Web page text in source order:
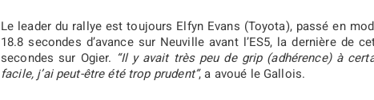
Le leader du rallye est toujours Elfyn Evans (Toyota), passé en
18.8 secondes d’avance sur Neuville avant l’ES5, la dernière de
secondes sur Ogier. “Il y avait très peu de grip (adhérence) à
facile, j’ai peut-être été trop prudent”, a avoué le Gallois.